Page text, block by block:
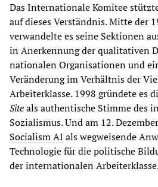
Das Internationale Komitee
auf dieses Verständnis. Mitte der
verwandelte es seine Sektionen
in Anerkennung der qualitativen
nationalen Organisationen und
Veränderung im Verhältnis der
Arbeiterklasse. 1998 gründete es
Siteals authentische Stimme des
Sozialismus. Und am 12.
Socialism AI als wegweisende
Technologie für die politische
der internationalen